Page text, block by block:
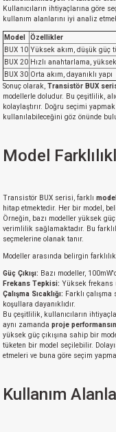
Kullanıcıların ihtiyaçlarına göre
kullanım alanlarını iyi analiz
Model Özellikler
BUX 10 Yüksek akım, düşük güç
BUX 20 Hızlı anahtarlama,
BUX 30 Orta akım, dayanıklı yapı
Sonuç olarak, Transistör BUX
modellerle doludur. Bu çeşitlilik,
kolaylaştırır. Doğru seçimi
kullanılabileceğini göz önünde
Model
Transistör BUX serisi, farklı
hitap etmektedir. Her bir model,
Örneğin, bazı modeller yüksek
verimlilik sağlamaktadır. Bu
seçmelerine olanak tanır.
Modeller arasında belirgin
Güç Çıkışı: Bazı modeller,
Frekans Tepkisi: Yüksek frekans
Çalışma Sıcaklığı: Farklı çalışma
koşullara dayanıklıdır.
Bu çeşitlilik, kullanıcıların
aynı zamanda proje
yüksek güç çıkışına sahip bir
tüketen bir model seçilebilir.
etmeleri ve buna göre seçim
Kullanım